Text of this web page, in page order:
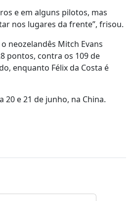
e em alguns pilotos, mas
nos lugares da frente”, frisou.
neozelandês Mitch Evans
pontos, contra os 109 de
enquanto Félix da Costa é
20 e 21 de junho, na China.